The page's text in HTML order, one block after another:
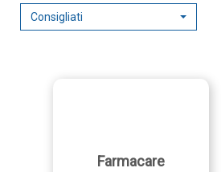
Consigliati